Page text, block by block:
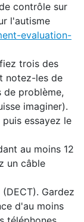
contrôle sur
l'autisme
evaluation-
trois des
notez-les de
de problème,
imaginer).
essayez le
au moins 12
un câble
Gardez
d'au moins